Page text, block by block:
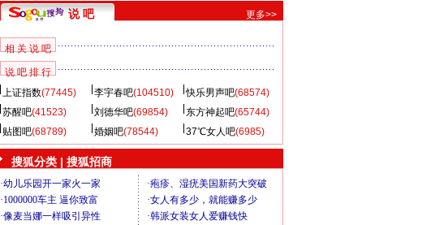
说 吧 更多>>
相 关 说 吧
说 吧 排 行
上证指数(77445) 李宇春吧(104510) 快乐男声吧(68574)
苏醒吧(41523) 刘德华吧(69854) 东方神起吧(65744)
贴图吧(68789) 婚姻吧(78544) 37℃女人吧(6985)
搜狐分类 | 搜狐招商